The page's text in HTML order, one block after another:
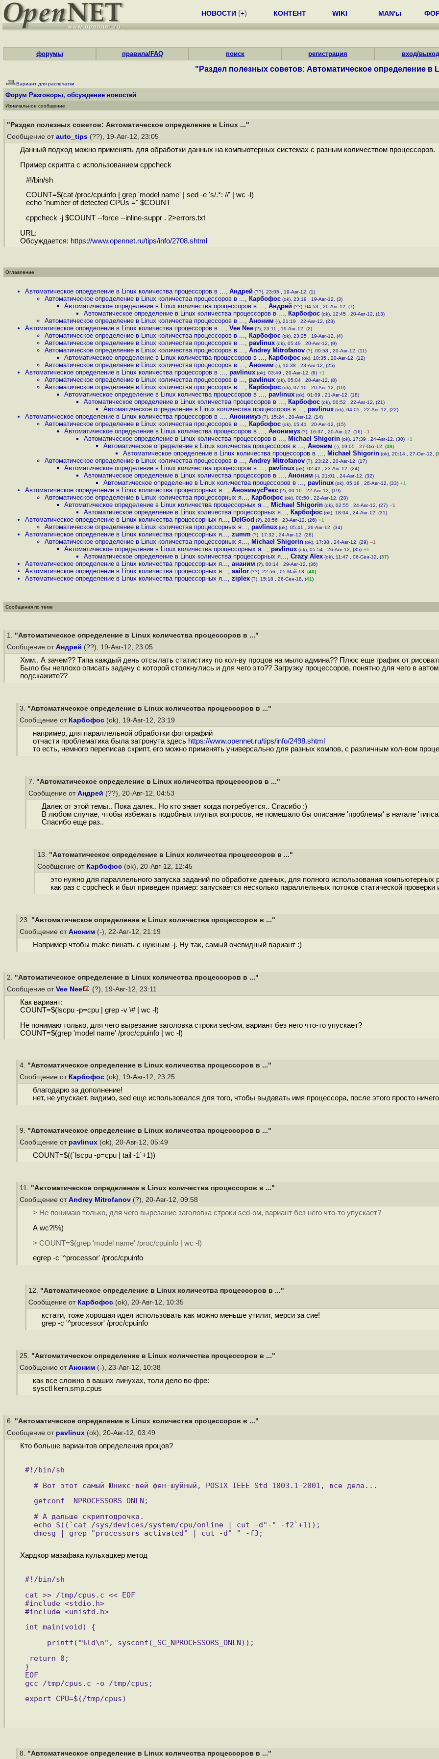
НОВОСТИ (+) КОНТЕНТ WIKI MAN'ы
форумы правила/FAQ поиск регистрация вход/выход
"Раздел полезных советов: Автоматическое определение в
Вариант для распечатки
Форум Разговоры, обсуждение новостей
Изначальное сообщение
"Раздел полезных советов: Автоматическое определение в Linux ..."
Сообщение от auto_tips (??), 19-Авг-12, 23:05
Данный подход можно применять для обработки данных на компьютерных системах с разным количеством процессоров.
Пример скрипта с использованием cppcheck
#!/bin/sh
COUNT=$(cat /proc/cpuinfo | grep 'model name' | sed -e 's/.*: //' | wc -l)
echo "number of detected CPUs =" $COUNT
cppcheck -j $COUNT --force --inline-suppr . 2>errors.txt
URL:
Обсуждается: https://www.opennet.ru/tips/info/2708.shtml
Оглавление
Автоматическое определение в Linux количества процессоров в ..., Андрей (??), 23:05 , 19-Авг-12, (1)
Автоматическое определение в Linux количества процессоров в ..., Карбофос (ok), 23:19 , 19-Авг-12, (3)
Автоматическое определение в Linux количества процессоров в ..., Андрей (??), 04:53 , 20-Авг-12, (7)
Автоматическое определение в Linux количества процессоров в ..., Карбофос (ok), 12:45 , 20-Авг-12, (13)
Автоматическое определение в Linux количества процессоров в ..., Аноним (-), 21:19 , 22-Авг-12, (23)
Автоматическое определение в Linux количества процессоров в ..., Vee Nee (?), 23:11 , 19-Авг-12, (2)
Автоматическое определение в Linux количества процессоров в ..., Карбофос (ok), 23:25 , 19-Авг-12, (4)
Автоматическое определение в Linux количества процессоров в ..., pavlinux (ok), 05:49 , 20-Авг-12, (9)
Автоматическое определение в Linux количества процессоров в ..., Andrey Mitrofanov (?), 09:58 , 20-Авг-12, (11)
Автоматическое определение в Linux количества процессоров в ..., Карбофос (ok), 10:35 , 20-Авг-12, (12)
Автоматическое определение в Linux количества процессоров в ..., Аноним (-), 10:38 , 23-Авг-12, (25)
Автоматическое определение в Linux количества процессоров в ..., pavlinux (ok), 03:49 , 20-Авг-12, (6) +1
Автоматическое определение в Linux количества процессоров в ..., pavlinux (ok), 05:04 , 20-Авг-12, (8)
Автоматическое определение в Linux количества процессоров в ..., Карбофос (ok), 07:10 , 20-Авг-12, (10)
Автоматическое определение в Linux количества процессоров в ..., pavlinux (ok), 01:09 , 21-Авг-12, (18)
Автоматическое определение в Linux количества процессоров в ..., Карбофос (ok), 00:52 , 22-Авг-12, (21)
Автоматическое определение в Linux количества процессоров в ..., pavlinux (ok), 04:05 , 22-Авг-12, (22)
Автоматическое определение в Linux количества процессоров в ..., Анонимуз (?), 15:24 , 20-Авг-12, (14)
Автоматическое определение в Linux количества процессоров в ..., Карбофос (ok), 15:41 , 20-Авг-12, (15)
Автоматическое определение в Linux количества процессоров в ..., Анонимуз (?), 16:37 , 20-Авг-12, (16) –1
Автоматическое определение в Linux количества процессоров в ..., Michael Shigorin (ok), 17:39 , 24-Авг-12, (30) +1
Автоматическое определение в Linux количества процессоров в ..., Аноним (-), 19:05 , 27-Окт-12, (38)
Автоматическое определение в Linux количества процессоров в ..., Michael Shigorin (ok), 20:14 , 27-Окт-12, (
Автоматическое определение в Linux количества процессоров в ..., Andrey Mitrofanov (?), 23:22 , 20-Авг-12, (17)
Автоматическое определение в Linux количества процессоров в ..., pavlinux (ok), 02:42 , 23-Авг-12, (24)
Автоматическое определение в Linux количества процессоров в ..., Аноним (-), 21:01 , 24-Авг-12, (32)
Автоматическое определение в Linux количества процессоров в ..., pavlinux (ok), 05:18 , 26-Авг-12, (33) +1
Автоматическое определение в Linux количества процессорных я..., АнонимусРекс (?), 00:10 , 22-Авг-12, (19)
Автоматическое определение в Linux количества процессорных я..., Карбофос (ok), 00:50 , 22-Авг-12, (20)
Автоматическое определение в Linux количества процессорных я..., Michael Shigorin (ok), 02:55 , 24-Авг-12, (27) –1
Автоматическое определение в Linux количества процессорных я..., Карбофос (ok), 18:04 , 24-Авг-12, (31)
Автоматическое определение в Linux количества процессорных я..., DelGod (?), 20:56 , 23-Авг-12, (26) +1
Автоматическое определение в Linux количества процессорных я..., pavlinux (ok), 05:41 , 26-Авг-12, (34)
Автоматическое определение в Linux количества процессорных я..., zumm (?), 17:32 , 24-Авг-12, (28)
Автоматическое определение в Linux количества процессорных я..., Michael Shigorin (ok), 17:38 , 24-Авг-12, (29) –1
Автоматическое определение в Linux количества процессорных я..., pavlinux (ok), 05:54 , 26-Авг-12, (35) +1
Автоматическое определение в Linux количества процессорных я..., Crazy Alex (ok), 11:47 , 06-Сен-12, (37)
Автоматическое определение в Linux количества процессорных я..., ананим (?), 00:14 , 29-Авг-12, (36)
Автоматическое определение в Linux количества процессорных я..., sailor (??), 22:56 , 05-Май-13, (40)
Автоматическое определение в Linux количества процессорных я..., ziplex (?), 15:18 , 26-Сен-18, (41)
Сообщения по теме
1. "Автоматическое определение в Linux количества процессоров в ..."
Сообщение от Андрей (??), 19-Авг-12, 23:05
Хмм.. А зачем?? Типа каждый день отсылать статистику по кол-ву процов на мыло админа?? Плюс еще график от
Было бы неплохо описать задачу с которой столкнулись и для чего это?? Загрузку процессоров, понятно для чего в
подскажите??
3. "Автоматическое определение в Linux количества процессоров в ..."
Сообщение от Карбофос (ok), 19-Авг-12, 23:19
например, для параллельной обработки фотографий
отчасти проблематика была затронута здесь https://www.opennet.ru/tips/info/2498.shtml
то есть, немного переписав скрипт, его можно применять универсально для разных компов, с различным кол-вом
7. "Автоматическое определение в Linux количества процессоров в ..."
Сообщение от Андрей (??), 20-Авг-12, 04:53
Далек от этой темы.. Пока далек.. Но кто знает когда потребуется.. Спасибо :)
В любом случае, чтобы избежать подобных глупых вопросов, не помешало бы описание 'проблемы' в начале
Спасибо еще раз..
13. "Автоматическое определение в Linux количества процессоров в ..."
Сообщение от Карбофос (ok), 20-Авг-12, 12:45
это нужно для параллельного запуска заданий по обработке данных, для полного использования компьютерных
как раз с cppcheck и был приведен пример: запускается несколько параллельных потоков статической проверки
23. "Автоматическое определение в Linux количества процессоров в ..."
Сообщение от Аноним (-), 22-Авг-12, 21:19
Например чтобы make пинать с нужным -j. Ну так, самый очевидный вариант :)
2. "Автоматическое определение в Linux количества процессоров в ..."
Сообщение от Vee Nee (?), 19-Авг-12, 23:11
Как вариант:
COUNT=$(lscpu -p=cpu | grep -v \# | wc -l)
Не понимаю только, для чего вырезание заголовка строки sed-ом, вариант без него что-то упускает?
COUNT=$(grep 'model name' /proc/cpuinfo | wc -l)
4. "Автоматическое определение в Linux количества процессоров в ..."
Сообщение от Карбофос (ok), 19-Авг-12, 23:25
благодарю за дополнение!
нет, не упускает. видимо, sed еще использовался для того, чтобы выдавать имя процессора, после этого просто
9. "Автоматическое определение в Linux количества процессоров в ..."
Сообщение от pavlinux (ok), 20-Авг-12, 05:49
COUNT=$((`lscpu -p=cpu | tail -1`+1))
11. "Автоматическое определение в Linux количества процессоров в ..."
Сообщение от Andrey Mitrofanov (?), 20-Авг-12, 09:58
> Не понимаю только, для чего вырезание заголовка строки sed-ом, вариант без него что-то упускает?
А wc?!%)
> COUNT=$(grep 'model name' /proc/cpuinfo | wc -l)
egrep -c '^processor' /proc/cpuinfo
12. "Автоматическое определение в Linux количества процессоров в ..."
Сообщение от Карбофос (ok), 20-Авг-12, 10:35
кстати, тоже хорошая идея использовать как можно меньше утилит, мерси за сие!
grep -c '^processor' /proc/cpuinfo
25. "Автоматическое определение в Linux количества процессоров в ..."
Сообщение от Аноним (-), 23-Авг-12, 10:38
как все сложно в ваших линухах, толи дело во фре:
sysctl kern.smp.cpus
6. "Автоматическое определение в Linux количества процессоров в ..."
Сообщение от pavlinux (ok), 20-Авг-12, 03:49
Кто больше вариантов определения процов?
#!/bin/sh
# Вот этот самый Юникс-вей фен-шуйный, POSIX IEEE Std 1003.1-2001, все дела...
getconf _NPROCESSORS_ONLN;
# А дальше скриптодрочка.
echo $((`cat /sys/devices/system/cpu/online | cut -d"-" -f2`+1));
dmesg | grep "processors activated" | cut -d" " -f3;
Хардкор мазафака кульхацкер метод
#!/bin/sh
cat >> /tmp/cpus.c << EOF
#include <stdio.h>
#include <unistd.h>
int main(void) {
printf("%ld\n", sysconf(_SC_NPROCESSORS_ONLN));
return 0;
}
EOF
gcc /tmp/cpus.c -o /tmp/cpus;
export CPU=$(/tmp/cpus)
8. "Автоматическое определение в Linux количества процессоров в ..."